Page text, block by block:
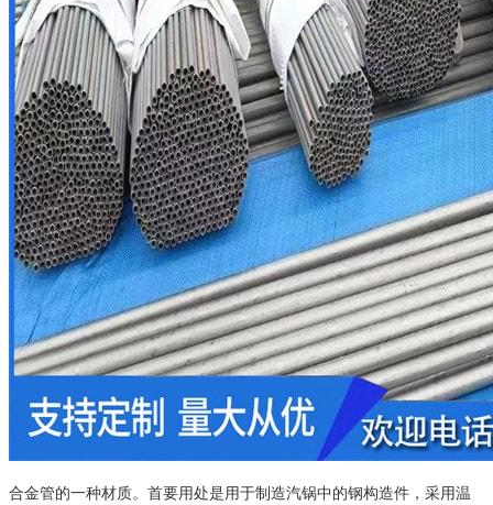
合金管的一种材质。首要用处是用于制造汽锅中的钢构造件，采用温